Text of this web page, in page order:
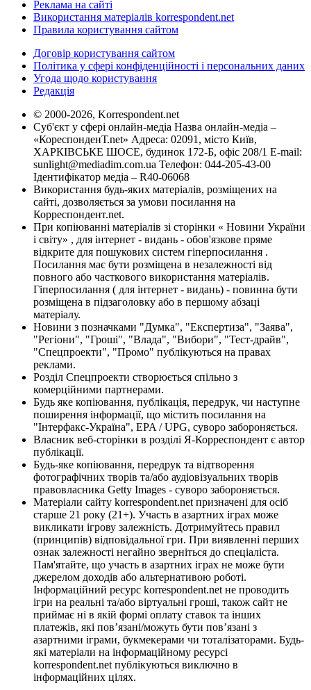
Реклама на сайті
Використання матеріалів korrespondent.net
Правила користування сайтом
Договір користування сайтом
Політика у сфері конфіденційності і персональних даних
Угода щодо користування
Редакція
© 2000-2026, Korrespondent.net
Суб'єкт у сфері онлайн-медіа Назва онлайн-медіа –
«КореспонденТ.net» Адреса: 02091, місто Київ,
ХАРКІВСЬКЕ ШОСЕ, будинок 172-Б, офіс 208/1 E-mail:
sunlight@mediadim.com.ua Телефон: 044-205-43-00
Ідентифікатор медіа – R40-06068
Використання будь-яких матеріалів, розміщених на
сайті, дозволяється за умови посилання на
Корреспондент.net.
При копіюванні матеріалів зі сторінки « Новини України
і світу» , для інтернет - видань - обов'язкове пряме
відкрите для пошукових систем гіперпосилання .
Посилання має бути розміщена в незалежності від
повного або часткового використання матеріалів.
Гіперпосилання ( для інтернет - видань) - повинна бути
розміщена в підзаголовку або в першому абзаці
матеріалу.
Новини з позначками "Думка", "Експертиза", "Заява",
"Регіони", "Гроші", "Влада", "Вибори", "Тест-драйв",
"Спецпроекти", "Промо" публікуються на правах
реклами.
Розділ Спецпроекти створюється спільно з
комерційними партнерами.
Будь яке копіювання, публікація, передрук, чи наступне
поширення інформації, що містить посилання на
"Інтерфакс-Україна", EPA / UPG, суворо забороняється.
Власник веб-сторінки в розділі Я-Корреспондент є автор
публікації.
Будь-яке копіювання, передрук та відтворення
фотографічних творів та/або аудіовізуальних творів
правовласника Getty Images - суворо забороняється.
Матеріали сайту korrespondent.net призначені для осіб
старше 21 року (21+). Участь в азартних іграх може
викликати ігрову залежність. Дотримуйтесь правил
(принципів) відповідальної гри. При виявленні перших
ознак залежності негайно зверніться до спеціаліста.
Пам'ятайте, що участь в азартних іграх не може бути
джерелом доходів або альтернативою роботі.
Інформаційний ресурс korrespondent.net не проводить
ігри на реальні та/або віртуальні гроші, також сайт не
приймає ні в якій формі оплату ставок та інших
платежів, які пов’язані/можуть бути пов’язані з
азартними іграми, букмекерами чи тоталізаторами. Будь-
які матеріали на інформаційному ресурсі
korrespondent.net публікуються виключно в
інформаційних цілях.